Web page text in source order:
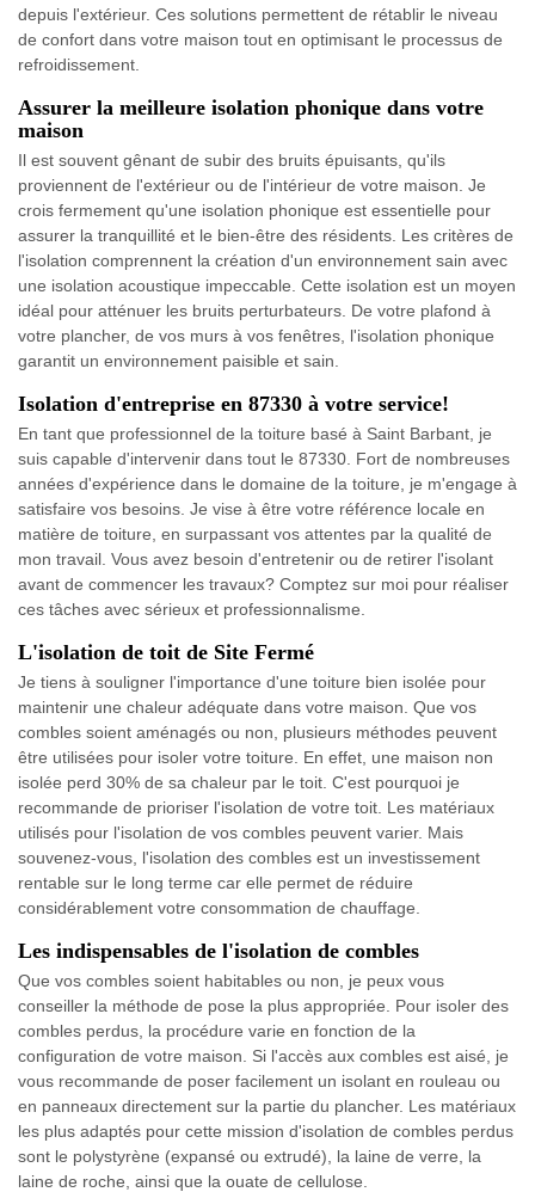
depuis l'extérieur. Ces solutions permettent de rétablir le niveau
de confort dans votre maison tout en optimisant le processus de
refroidissement.
Assurer la meilleure isolation phonique dans votre
maison
Il est souvent gênant de subir des bruits épuisants, qu'ils
proviennent de l'extérieur ou de l'intérieur de votre maison. Je
crois fermement qu'une isolation phonique est essentielle pour
assurer la tranquillité et le bien-être des résidents. Les critères de
l'isolation comprennent la création d'un environnement sain avec
une isolation acoustique impeccable. Cette isolation est un moyen
idéal pour atténuer les bruits perturbateurs. De votre plafond à
votre plancher, de vos murs à vos fenêtres, l'isolation phonique
garantit un environnement paisible et sain.
Isolation d'entreprise en 87330 à votre service!
En tant que professionnel de la toiture basé à Saint Barbant, je
suis capable d'intervenir dans tout le 87330. Fort de nombreuses
années d'expérience dans le domaine de la toiture, je m'engage à
satisfaire vos besoins. Je vise à être votre référence locale en
matière de toiture, en surpassant vos attentes par la qualité de
mon travail. Vous avez besoin d'entretenir ou de retirer l'isolant
avant de commencer les travaux? Comptez sur moi pour réaliser
ces tâches avec sérieux et professionnalisme.
L'isolation de toit de Site Fermé
Je tiens à souligner l'importance d'une toiture bien isolée pour
maintenir une chaleur adéquate dans votre maison. Que vos
combles soient aménagés ou non, plusieurs méthodes peuvent
être utilisées pour isoler votre toiture. En effet, une maison non
isolée perd 30% de sa chaleur par le toit. C'est pourquoi je
recommande de prioriser l'isolation de votre toit. Les matériaux
utilisés pour l'isolation de vos combles peuvent varier. Mais
souvenez-vous, l'isolation des combles est un investissement
rentable sur le long terme car elle permet de réduire
considérablement votre consommation de chauffage.
Les indispensables de l'isolation de combles
Que vos combles soient habitables ou non, je peux vous
conseiller la méthode de pose la plus appropriée. Pour isoler des
combles perdus, la procédure varie en fonction de la
configuration de votre maison. Si l'accès aux combles est aisé, je
vous recommande de poser facilement un isolant en rouleau ou
en panneaux directement sur la partie du plancher. Les matériaux
les plus adaptés pour cette mission d'isolation de combles perdus
sont le polystyrène (expansé ou extrudé), la laine de verre, la
laine de roche, ainsi que la ouate de cellulose.